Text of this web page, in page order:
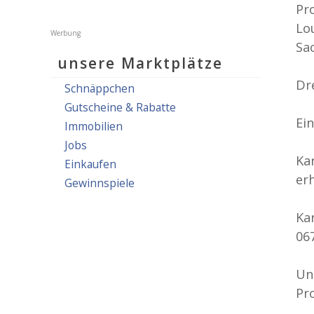
unsere Marktplätze
Schnäppchen
Gutscheine & Rabatte
Immobilien
Jobs
Einkaufen
Gewinnspiele